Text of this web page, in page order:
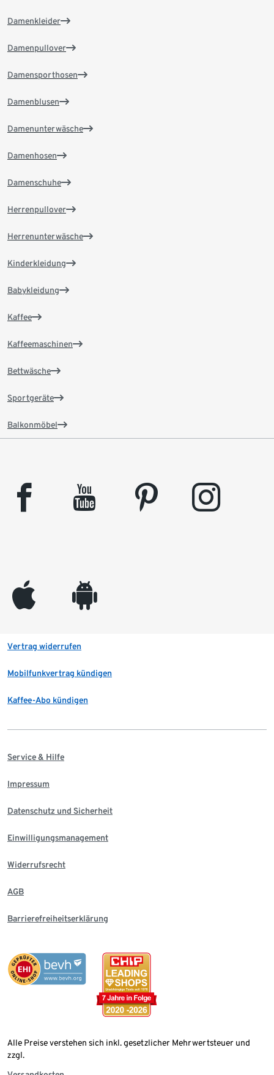
Damenkleider
Damenpullover
Damensporthosen
Damenblusen
Damenunterwäsche
Damenhosen
Damenschuhe
Herrenpullover
Herrenunterwäsche
Kinderkleidung
Babykleidung
Kaffee
Kaffeemaschinen
Bettwäsche
Sportgeräte
Balkonmöbel
facebook youtube pinterest instagram
appleinc android
Vertrag widerrufen
Mobilfunkvertrag kündigen
Kaffee-Abo kündigen
Service & Hilfe
Impressum
Datenschutz und Sicherheit
Einwilligungsmanagement
Widerrufsrecht
AGB
Barrierefreiheitserklärung
Alle Preise verstehen sich inkl. gesetzlicher Mehrwertsteuer und
zzgl.